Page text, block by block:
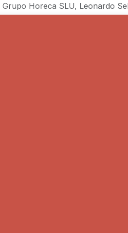
Grupo Horeca SLU, Leonardo